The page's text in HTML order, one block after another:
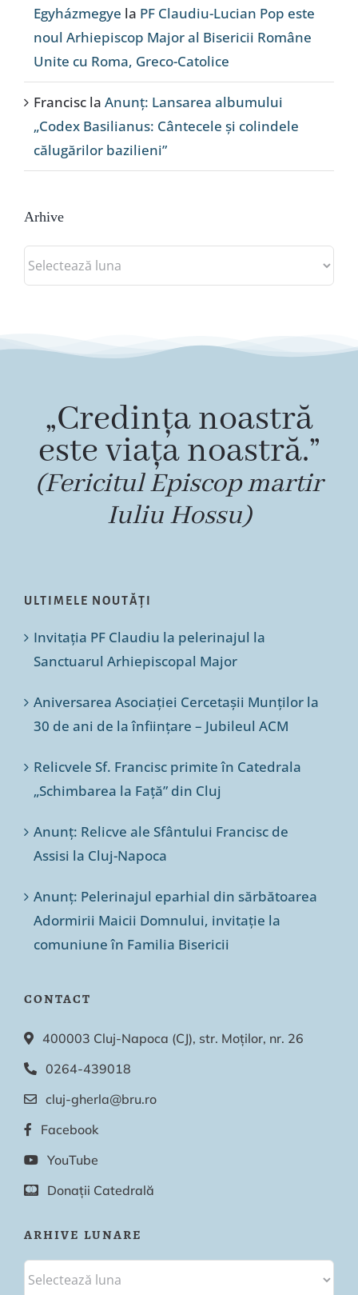
Egyházmegye la PF Claudiu-Lucian Pop este
noul Arhiepiscop Major al Bisericii Române
Unite cu Roma, Greco-Catolice
Francisc la Anunț: Lansarea albumului
„Codex Basilianus: Cântecele și colindele
călugărilor bazilieni”
Arhive
Arhive
„Credința noastră
este viața noastră.”
(Fericitul Episcop martir
Iuliu Hossu)
ULTIMELE NOUTĂȚI
Invitația PF Claudiu la pelerinajul la
Sanctuarul Arhiepiscopal Major
Aniversarea Asociației Cercetașii Munților la
30 de ani de la înființare – Jubileul ACM
Relicvele Sf. Francisc primite în Catedrala
„Schimbarea la Față” din Cluj
Anunț: Relicve ale Sfântului Francisc de
Assisi la Cluj-Napoca
Anunț: Pelerinajul eparhial din sărbătoarea
Adormirii Maicii Domnului, invitație la
comuniune în Familia Bisericii
CONTACT
400003 Cluj-Napoca (CJ), str. Moților, nr. 26
0264-439018
cluj-gherla@bru.ro
Facebook
YouTube
Donații Catedrală
ARHIVE LUNARE